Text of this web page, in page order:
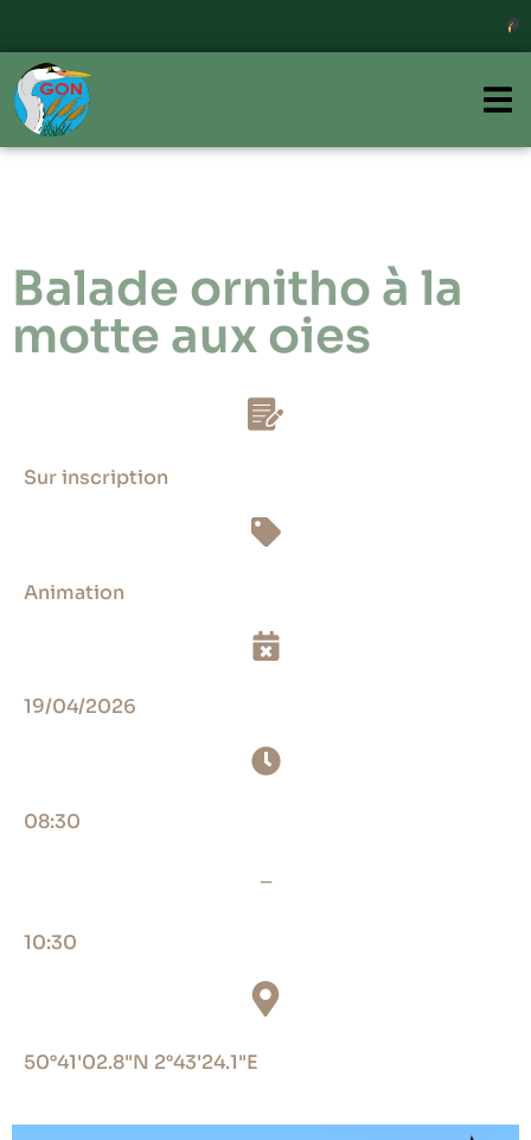
Balade ornitho à la
motte aux oies
Sur inscription
Animation
19/04/2026
08:30
10:30
50°41'02.8"N 2°43'24.1"E